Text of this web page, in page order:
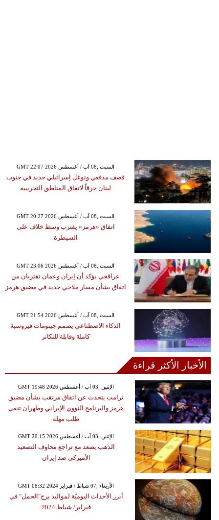
GMT 22:07 2026 السبت ,08 آب / أغسطس
قصف مدفعي وتوغل إسرائيلي جديد في جنوب
لبنان خرقاً لاتفاق المناطق التجريبية
GMT 20:27 2026 السبت ,08 آب / أغسطس
اتفاق «هرمز» يقترب وسط خلاف على
السيطرة
GMT 23:06 2026 السبت ,08 آب / أغسطس
عراقجي يؤكد أن إيران وعمان تقتربان من
اتفاق بشأن مسار ملاحي جديد في مضيق هرمز
GMT 21:54 2026 السبت ,08 آب / أغسطس
الذكاء الاصطناعي يصمم جينومات فيروسية
كاملة وقابلة للتكاثر
الأخبار الأكثر قراءة
GMT 19:48 2026 الإثنين ,03 آب / أغسطس
ترامب يتحدث عن اتفاق مرتقب بشأن مضيق
هرمز والبرنامج النووي الإيراني وطهران تنفي
طلب مهلة
GMT 20:15 2026 الإثنين ,03 آب / أغسطس
الذهب يصعد مع تراجع مخاوف التصعيد
الأميركي ضد إيران
GMT 08:32 2024 الأربعاء ,07 شباط / فبراير
أبرز الأحداث اليوميّة لمواليد برج"الحمل" في
فبراير/ شباط 2024